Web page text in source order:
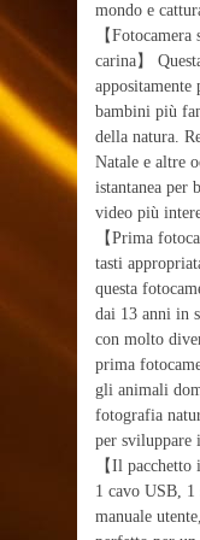
mondo e
【
carina】
bambini più
della natura.
Natale e altre
istantanea per
video più
【Prima
tasti
questa
dai 13 anni in
con molto
prima
gli animali
fotografia
per
【Il
1 cavo USB,
manuale